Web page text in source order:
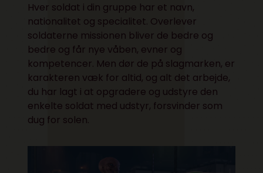
Hver soldat i din gruppe har et navn,
nationalitet og specialitet. Overlever
soldaterne missionen bliver de bedre og
bedre og får nye våben, evner og
kompetencer. Men dør de på slagmarken, er
karakteren væk for altid, og alt det arbejde,
du har lagt i at opgradere og udstyre den
enkelte soldat med udstyr, forsvinder som
dug for solen.